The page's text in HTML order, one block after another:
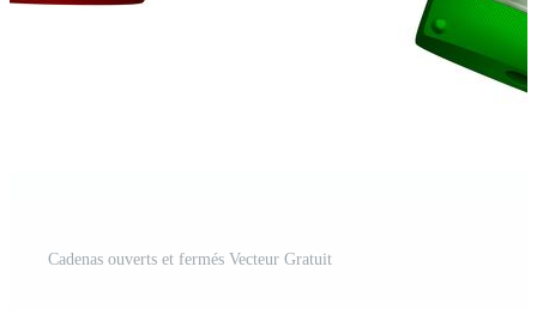
Cadenas ouverts et fermés Vecteur Gratuit